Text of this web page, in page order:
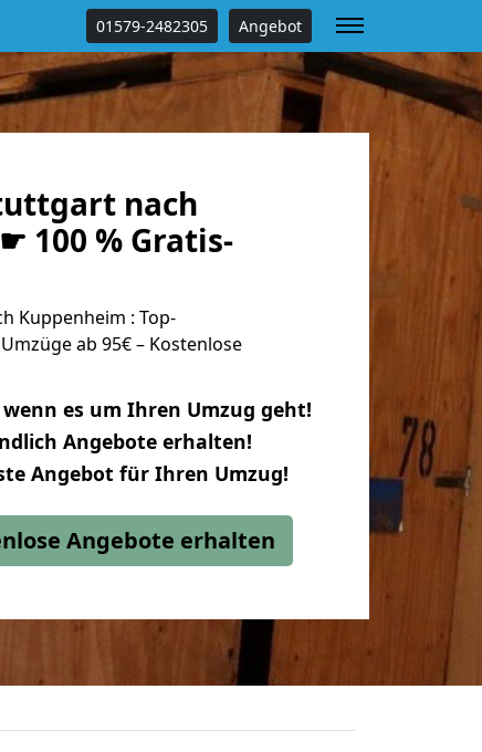
01579-2482305 Angebot
nach
100 % Gratis-
Kuppenheim : Top-
ab 95€ – Kostenlose
es um Ihren Umzug geht!
Angebote erhalten!
Angebot für Ihren Umzug!
Angebote erhalten